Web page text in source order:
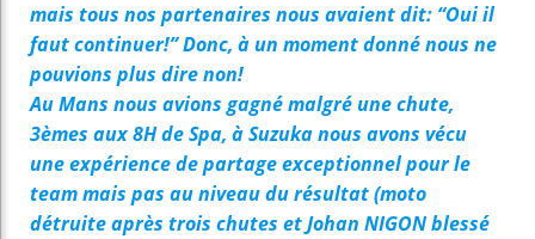
mais tous nos partenaires nous avaient dit: “Oui il
faut continuer!” Donc, à un moment donné nous ne
pouvions plus dire non!
Au Mans nous avions gagné malgré une chute,
3èmes aux 8H de Spa, à Suzuka nous avons vécu
une expérience de partage exceptionnel pour le
team mais pas au niveau du résultat (moto
détruite après trois chutes et Johan NIGON blessé